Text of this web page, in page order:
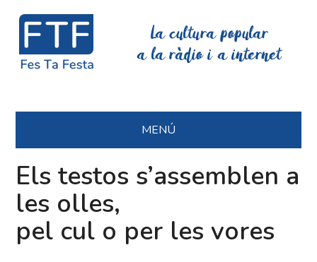
La cultura popular
a la ràdio i a internet
MENÚ
Els testos s’assemblen a
les olles,
pel cul o per les vores